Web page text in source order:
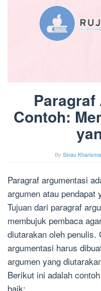
Contoh:
By Sinau Kharisma
Paragraf argumentasi
argumen atau pendapat
Tujuan dari paragraf
membujuk pembaca
diutarakan oleh penulis.
argumentasi harus
argumen yang
Berikut ini adalah
baik: